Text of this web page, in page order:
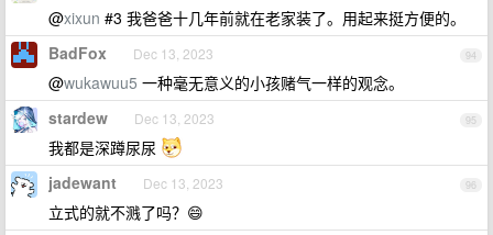
@xixun #3 我爸爸十几年前就在老家装了。用起来挺方便的。
94
BadFox Dec 13, 2023
@wukawuu5 一种毫无意义的小孩赌气一样的观念。
95
stardew Dec 13, 2023
我都是深蹲尿尿
96
jadewant Dec 13, 2023
立式的就不溅了吗？😄